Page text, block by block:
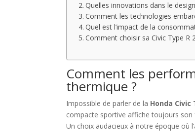
Quelles innovations dans le
Comment les technologies
Quel est l’impact de la
Comment choisir sa Civic Type
Comment les
thermique ?
Impossible de parler de la Honda Civic
compacte sportive affiche toujours son
Un choix audacieux à notre époque où